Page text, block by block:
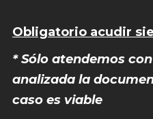
Obligatorio acudir
* Sólo atendemos
analizada la
caso es viable